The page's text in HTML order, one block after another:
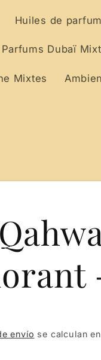
Huiles de
Parfums Dubaï
Mixtes
o
m
envío se calculan